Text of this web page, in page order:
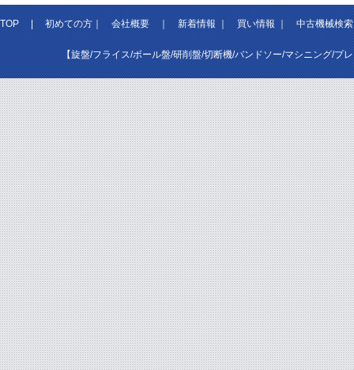
TOP|初めての方｜会社概要｜新着情報｜買い情報｜中古機械検索
【旋盤/フライス/ボール盤/研削盤/切断機/バンドソー/マシニング/プ